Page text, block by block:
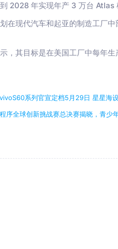
2028 年实现年产 3 万台 Atlas
在现代汽车和起亚的制造工厂
，其目标是在美国工厂中每年
vivoS60系列官宣定档5月29日 星星海
序全球创新挑战赛总决赛揭晓，青少